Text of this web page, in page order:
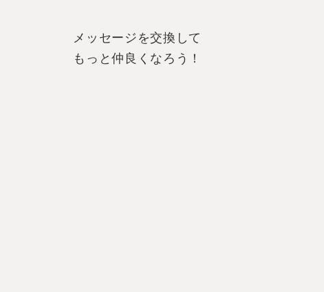
メッセージを交換して
もっと仲良くなろう！